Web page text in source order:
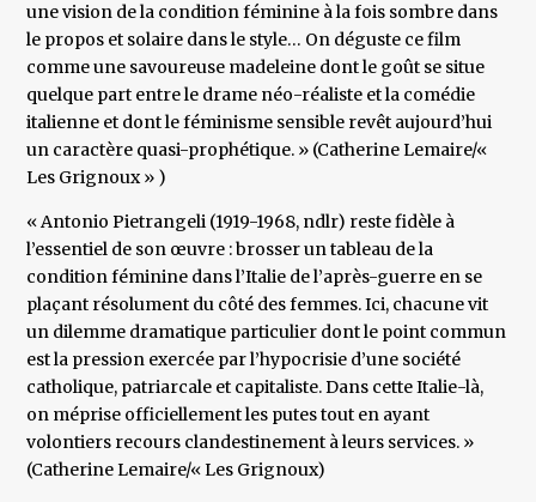
une vision de la condition féminine à la fois sombre dans
le propos et solaire dans le style… On déguste ce film
comme une savoureuse madeleine dont le goût se situe
quelque part entre le drame néo-réaliste et la comédie
italienne et dont le féminisme sensible revêt aujourd’hui
un caractère quasi-prophétique. » (Catherine Lemaire/«
Les Grignoux » )
« Antonio Pietrangeli (1919-1968, ndlr) reste fidèle à
l’essentiel de son œuvre : brosser un tableau de la
condition féminine dans l’Italie de l’après-guerre en se
plaçant résolument du côté des femmes. Ici, chacune vit
un dilemme dramatique particulier dont le point commun
est la pression exercée par l’hypocrisie d’une société
catholique, patriarcale et capitaliste. Dans cette Italie-là,
on méprise officiellement les putes tout en ayant
volontiers recours clandestinement à leurs services. »
(Catherine Lemaire/« Les Grignoux)